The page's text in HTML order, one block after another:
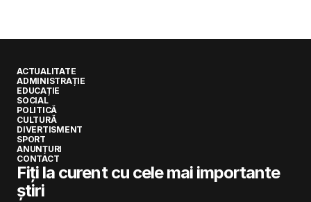
ACTUALITATE
ADMINISTRAȚIE
EDUCAȚIE
SOCIAL
POLITICĂ
CULTURĂ
DIVERTISMENT
SPORT
ANUNȚURI
CONTACT
Fiți la curent cu cele mai importante
știri